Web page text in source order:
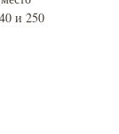
и 250